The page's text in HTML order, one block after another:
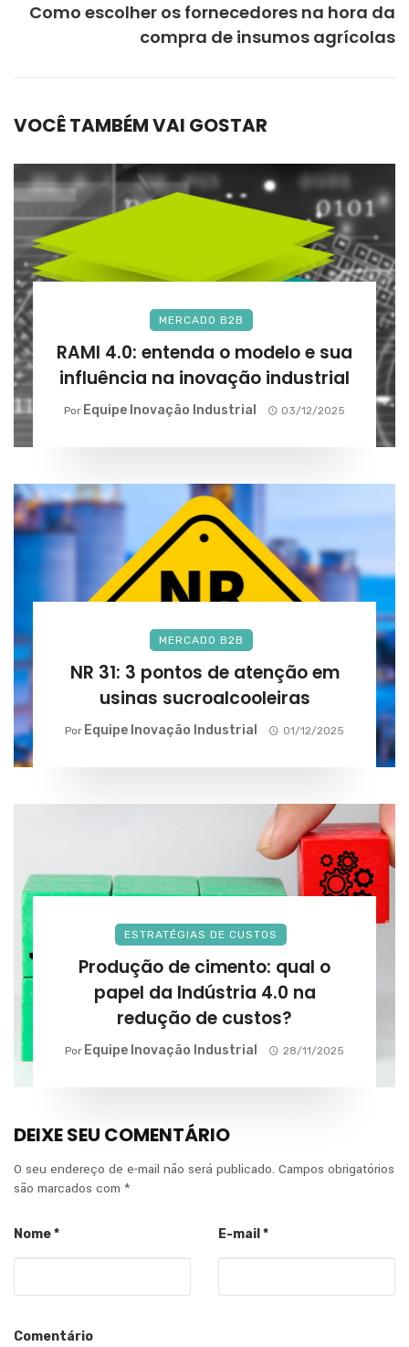
Como escolher os fornecedores na hora da
compra de insumos agrícolas
VOCÊ TAMBÉM VAI GOSTAR
MERCADO B2B
RAMI 4.0: entenda o modelo e sua
influência na inovação industrial
Por Equipe Inovação Industrial 03/12/2025
MERCADO B2B
NR 31: 3 pontos de atenção em
usinas sucroalcooleiras
Por Equipe Inovação Industrial 01/12/2025
ESTRATÉGIAS DE CUSTOS
Produção de cimento: qual o
papel da Indústria 4.0 na
redução de custos?
Por Equipe Inovação Industrial 28/11/2025
DEIXE SEU COMENTÁRIO
O seu endereço de e-mail não será publicado. Campos obrigatórios
são marcados com *
Nome* E-mail *
Comentário